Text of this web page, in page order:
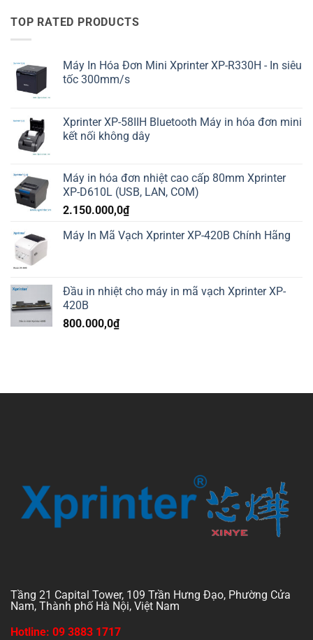
TOP RATED PRODUCTS
Máy In Hóa Đơn Mini Xprinter XP-R330H - In siêu
tốc 300mm/s
Xprinter XP-58IIH Bluetooth Máy in hóa đơn mini
kết nối không dây
Máy in hóa đơn nhiệt cao cấp 80mm Xprinter
XP-D610L (USB, LAN, COM)
2.150.000,0₫
Máy In Mã Vạch Xprinter XP-420B Chính Hãng
Đầu in nhiệt cho máy in mã vạch Xprinter XP-
420B
800.000,0₫
Tầng 21 Capital Tower, 109 Trần Hưng Đạo, Phường Cửa
Nam, Thành phố Hà Nội, Việt Nam
Hotline: 09 3883 1717